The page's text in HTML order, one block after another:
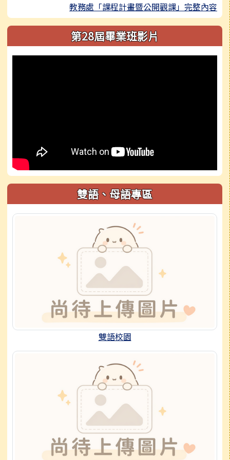
教務處「課程計畫暨公開觀課」完整內容
第28屆畢業班影片
雙語、母語專區
雙語校園